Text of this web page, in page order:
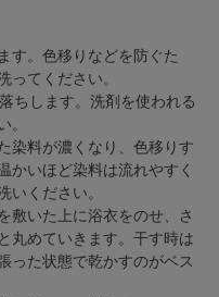
す。色移りなどを防ぐた
ってください。
ちします。洗剤を使われる
。
染料が濃くなり、色移りす
かいほど染料は流れやすく
いください。
敷いた上に浴衣をのせ、さ
丸めていきます。干す時は
った状態で乾かすのがベス